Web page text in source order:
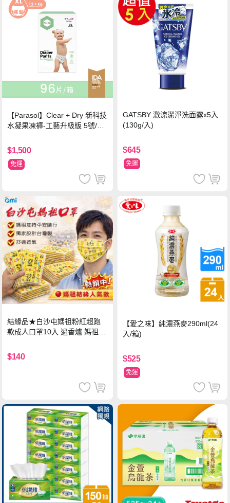
【Parasol】Clear + Dry 新科技
水凝果凍褲-工藝升級版 5號/XL
$1,500
免運
GATSBY 激涼潔淨洗面露x5入
(130g/入)
$645
免運
結緣品★白沙屯媽祖粉紅超跑
款成人口罩10入 過香爐 媽祖加
$140
【愛之味】純濃燕麥290ml(24
入/箱)
$525
免運